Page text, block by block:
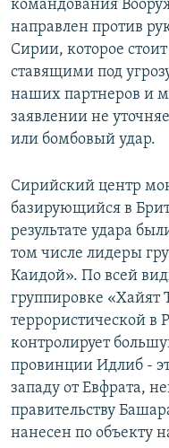
командования
направлен против
Сирии, которое
ставящими под
наших партнеров и
заявлении не
или бомбовый удар.
Сирийский центр
базирующийся в
результате удара
том числе лидеры
Каидой». По всей
группировке
террористической
контролирует
провинции Идлиб -
западу от Евфрата,
правительству
нанесен по объекту